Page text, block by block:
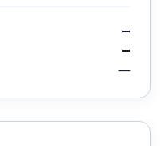
—
—
—